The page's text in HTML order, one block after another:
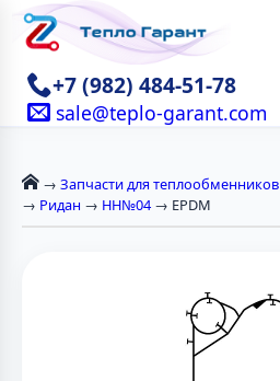
+7 (982) 484-51-78
sale@teplo-garant.com
→ Запчасти для теплообменников
→ Ридан → НН№04 → EPDM